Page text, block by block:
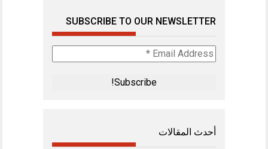
SUBSCRIBE TO OUR NEWSLETTER
Email
Address
أحدث المقالات